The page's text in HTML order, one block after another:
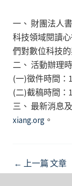
一、 財團法人
科技領域閱讀
們對數位科技
二、 活動辦理
(一)徵件時間：
(二)截稿時間：
三、 最新消息
xiang.org。
Post
navigation
← 上一篇 文章